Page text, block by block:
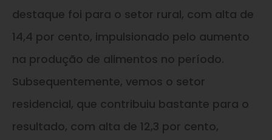
destaque foi para o setor rural, com alta de
14,4 por cento, impulsionado pelo aumento
na produção de alimentos no período.
Subsequentemente, vemos o setor
residencial, que contribuiu bastante para o
resultado, com alta de 12,3 por cento,